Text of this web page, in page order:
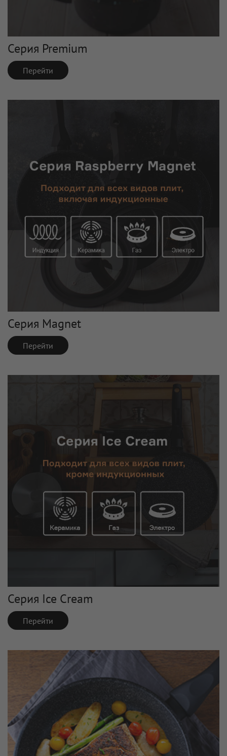
Серия Premium
Перейти
Серия Magnet
Перейти
Серия Ice Cream
Перейти